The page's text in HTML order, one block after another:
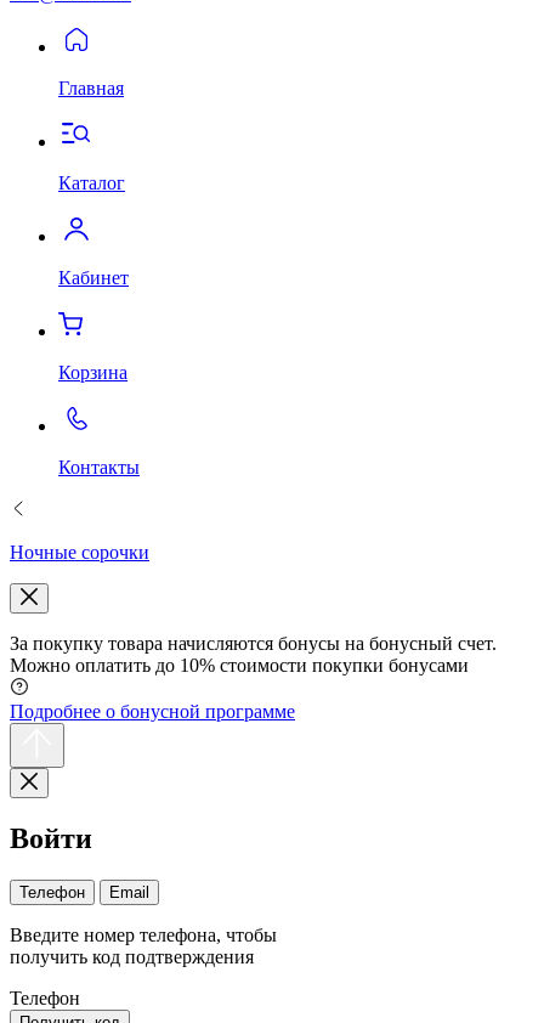
Главная
Каталог
Кабинет
Корзина
Контакты
Ночные сорочки
За покупку товара начисляются бонусы на бонусный счет.
Можно оплатить до 10% стоимости покупки бонусами
Подробнее о бонусной программе
Войти
Телефон Email
Введите номер телефона, чтобы
получить код подтверждения
Телефон